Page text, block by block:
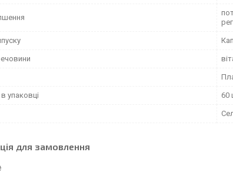
упаковці 60
для замовлення